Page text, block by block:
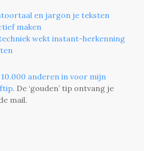
en jargon je teksten
maken
wekt instant-herkenning
anderen in voor mijn
. De ‘gouden’ tip ontvang je
mail.